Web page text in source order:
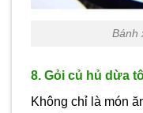
Bánh
8. Gỏi củ hủ dừa
Không chỉ là món